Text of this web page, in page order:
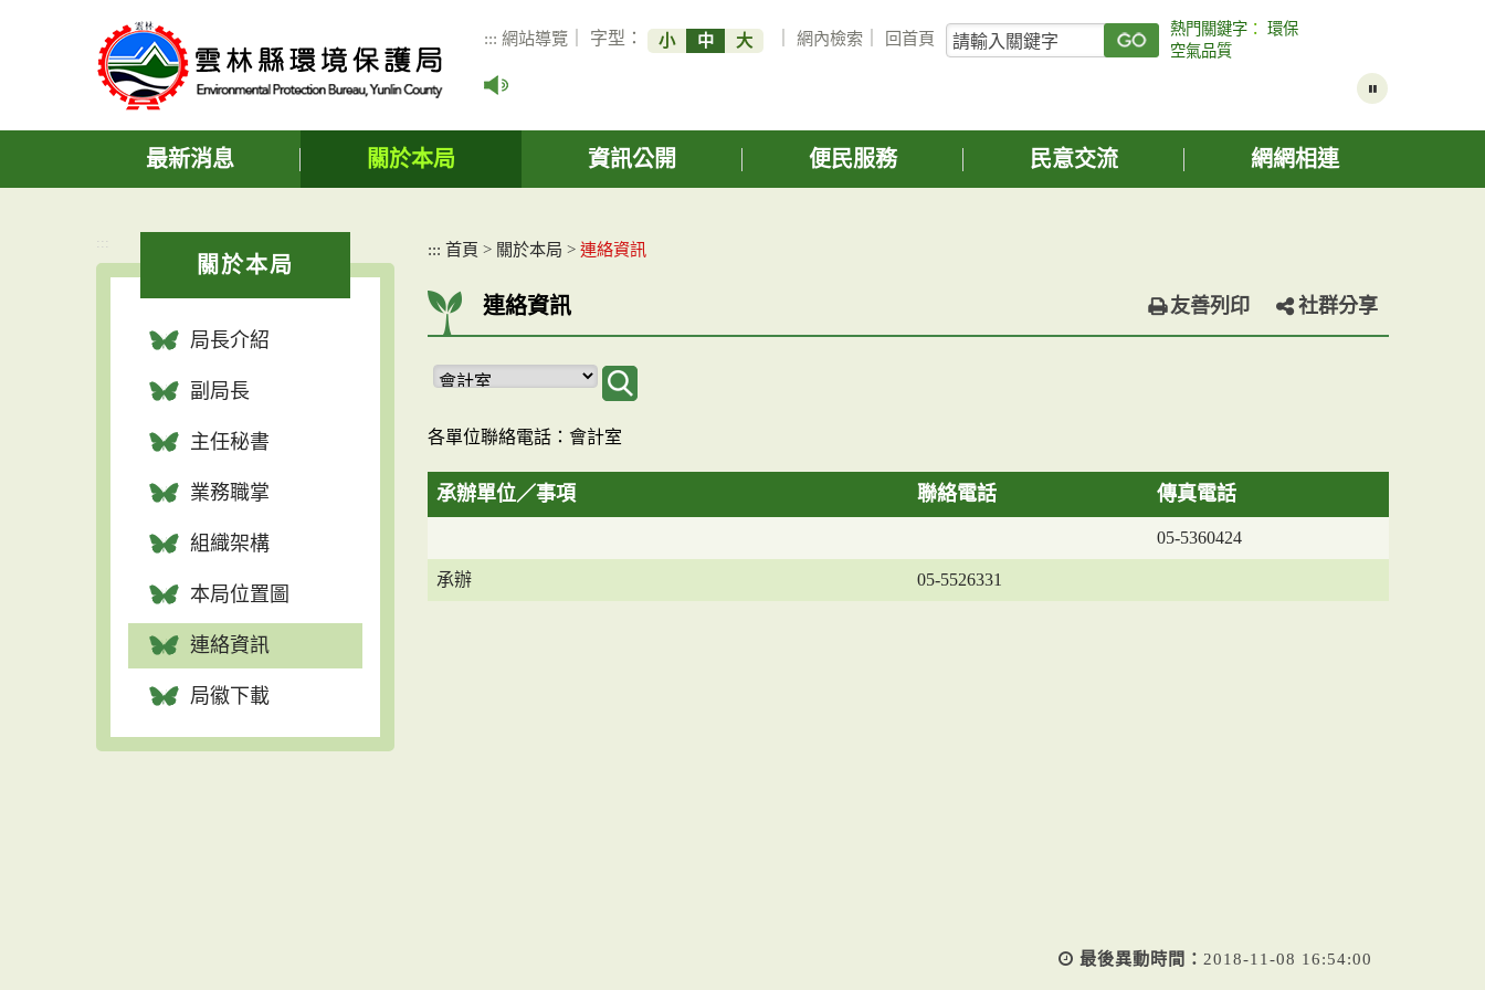
容
::: 網站導覽 ｜ 字型： 小 中 大 ｜網內檢索 回首頁
關
鍵
詢
熱門關鍵字 ：環保
空氣品質
最新消息 關於本局 資訊公開 便民服務 民意交流 網網相連
:::
關於本局
局長介紹
副局長
主任秘書
業務職掌
組織架構
本局位置圖
連絡資訊
局徽下載
::: 首頁 > 關於本局 > 連絡資訊
連絡資訊 友善列印 社群分享
各單位聯絡電話：會計室
承辦單位／事項 聯絡電話 傳真電話
05-5360424
承辦 05-5526331
最後異動時間： 2018-11-08 16:54:00